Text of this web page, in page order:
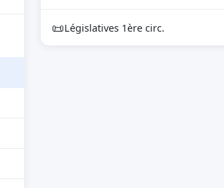
📜Législatives 1ère circ.